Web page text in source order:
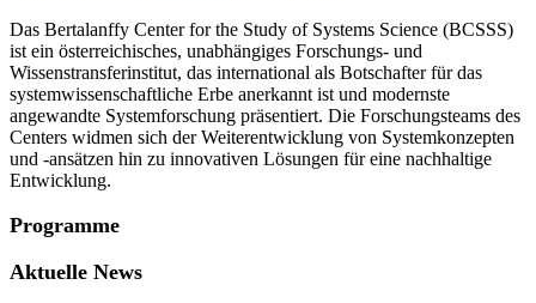
Das Bertalanffy Center for the Study of Systems Science (BCSSS)
ist ein österreichisches, unabhängiges Forschungs- und
Wissenstransferinstitut, das international als Botschafter für das
systemwissenschaftliche Erbe anerkannt ist und modernste
angewandte Systemforschung präsentiert. Die Forschungsteams des
Centers widmen sich der Weiterentwicklung von Systemkonzepten
und -ansätzen hin zu innovativen Lösungen für eine nachhaltige
Entwicklung.
Programme
Aktuelle News